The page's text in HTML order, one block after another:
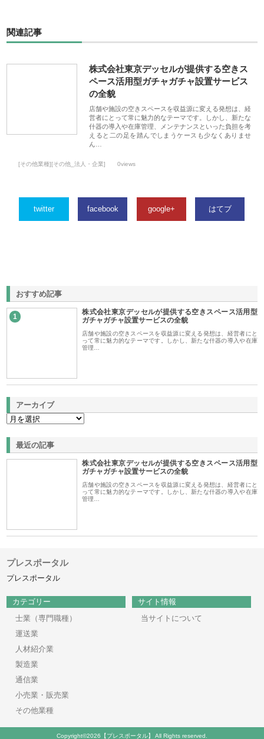
関連記事
株式会社東京デッセルが提供する空きス
ペース活用型ガチャガチャ設置サービス
の全貌
店舗や施設の空きスペースを収益源に変える発想は、経
営者にとって常に魅力的なテーマです。しかし、新たな
什器の導入や在庫管理、メンテナンスといった負担を考
えると二の足を踏んでしまうケースも少なくありませ
ん…
[その他業種][その他_法人・企業] 0views
twitter facebook google+ はてブ
おすすめ記事
1
株式会社東京デッセルが提供する空きスペース活用型
ガチャガチャ設置サービスの全貌
店舗や施設の空きスペースを収益源に変える発想は、経営者にと
って常に魅力的なテーマです。しかし、新たな什器の導入や在庫
管理…
アーカイブ
最近の記事
株式会社東京デッセルが提供する空きスペース活用型
ガチャガチャ設置サービスの全貌
店舗や施設の空きスペースを収益源に変える発想は、経営者にと
って常に魅力的なテーマです。しかし、新たな什器の導入や在庫
管理…
プレスポータル
プレスポータル
カテゴリー
士業（専門職種）
運送業
人材紹介業
製造業
通信業
小売業・販売業
その他業種
サイト情報
当サイトについて
Copyright©2026【プレスポータル】 All Rights reserved.